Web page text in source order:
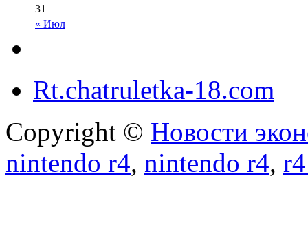
« Июл
31
Rt.chatruletka-18.com
Copyright © Новости
nintendo r4, nintendo r4,